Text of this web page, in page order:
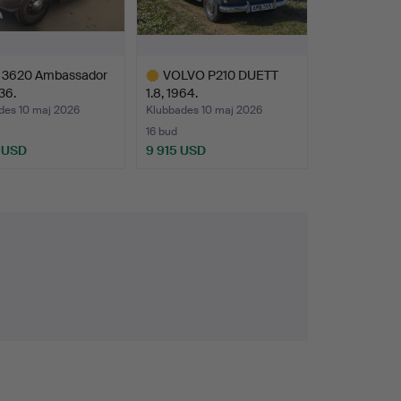
Ambassador
10 maj 2026
VOLVO P210 DUETT
1.8, 1964.
Klubbades 10 maj 2026
16 bud
9 915 USD